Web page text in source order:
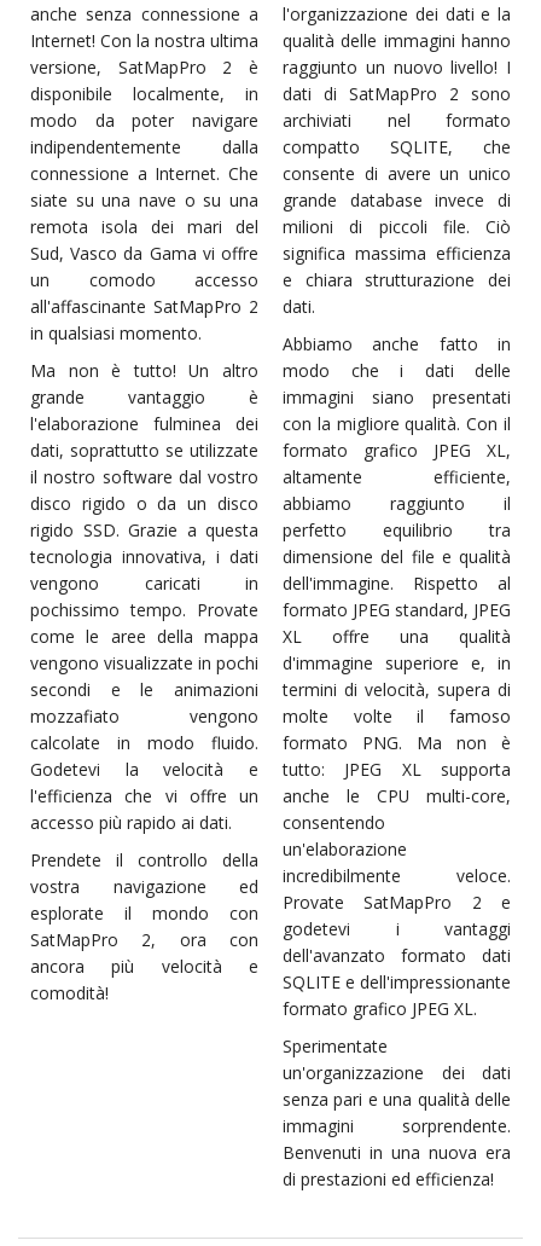
anche senza connessione a
Internet! Con la nostra ultima
versione, SatMapPro 2 è
disponibile localmente, in
modo da poter navigare
indipendentemente dalla
connessione a Internet. Che
siate su una nave o su una
remota isola dei mari del
Sud, Vasco da Gama vi offre
un comodo accesso
all'affascinante SatMapPro 2
in qualsiasi momento.
Ma non è tutto! Un altro
grande vantaggio è
l'elaborazione fulminea dei
dati, soprattutto se utilizzate
il nostro software dal vostro
disco rigido o da un disco
rigido SSD. Grazie a questa
tecnologia innovativa, i dati
vengono caricati in
pochissimo tempo. Provate
come le aree della mappa
vengono visualizzate in pochi
secondi e le animazioni
mozzafiato vengono
calcolate in modo fluido.
Godetevi la velocità e
l'efficienza che vi offre un
accesso più rapido ai dati.
Prendete il controllo della
vostra navigazione ed
esplorate il mondo con
SatMapPro 2, ora con
ancora più velocità e
comodità!
l'organizzazione dei dati e la
qualità delle immagini hanno
raggiunto un nuovo livello! I
dati di SatMapPro 2 sono
archiviati nel formato
compatto SQLITE, che
consente di avere un unico
grande database invece di
milioni di piccoli file. Ciò
significa massima efficienza
e chiara strutturazione dei
dati.
Abbiamo anche fatto in
modo che i dati delle
immagini siano presentati
con la migliore qualità. Con il
formato grafico JPEG XL,
altamente efficiente,
abbiamo raggiunto il
perfetto equilibrio tra
dimensione del file e qualità
dell'immagine. Rispetto al
formato JPEG standard, JPEG
XL offre una qualità
d'immagine superiore e, in
termini di velocità, supera di
molte volte il famoso
formato PNG. Ma non è
tutto: JPEG XL supporta
anche le CPU multi-core,
consentendo
un'elaborazione
incredibilmente veloce.
Provate SatMapPro 2 e
godetevi i vantaggi
dell'avanzato formato dati
SQLITE e dell'impressionante
formato grafico JPEG XL.
Sperimentate
un'organizzazione dei dati
senza pari e una qualità delle
immagini sorprendente.
Benvenuti in una nuova era
di prestazioni ed efficienza!